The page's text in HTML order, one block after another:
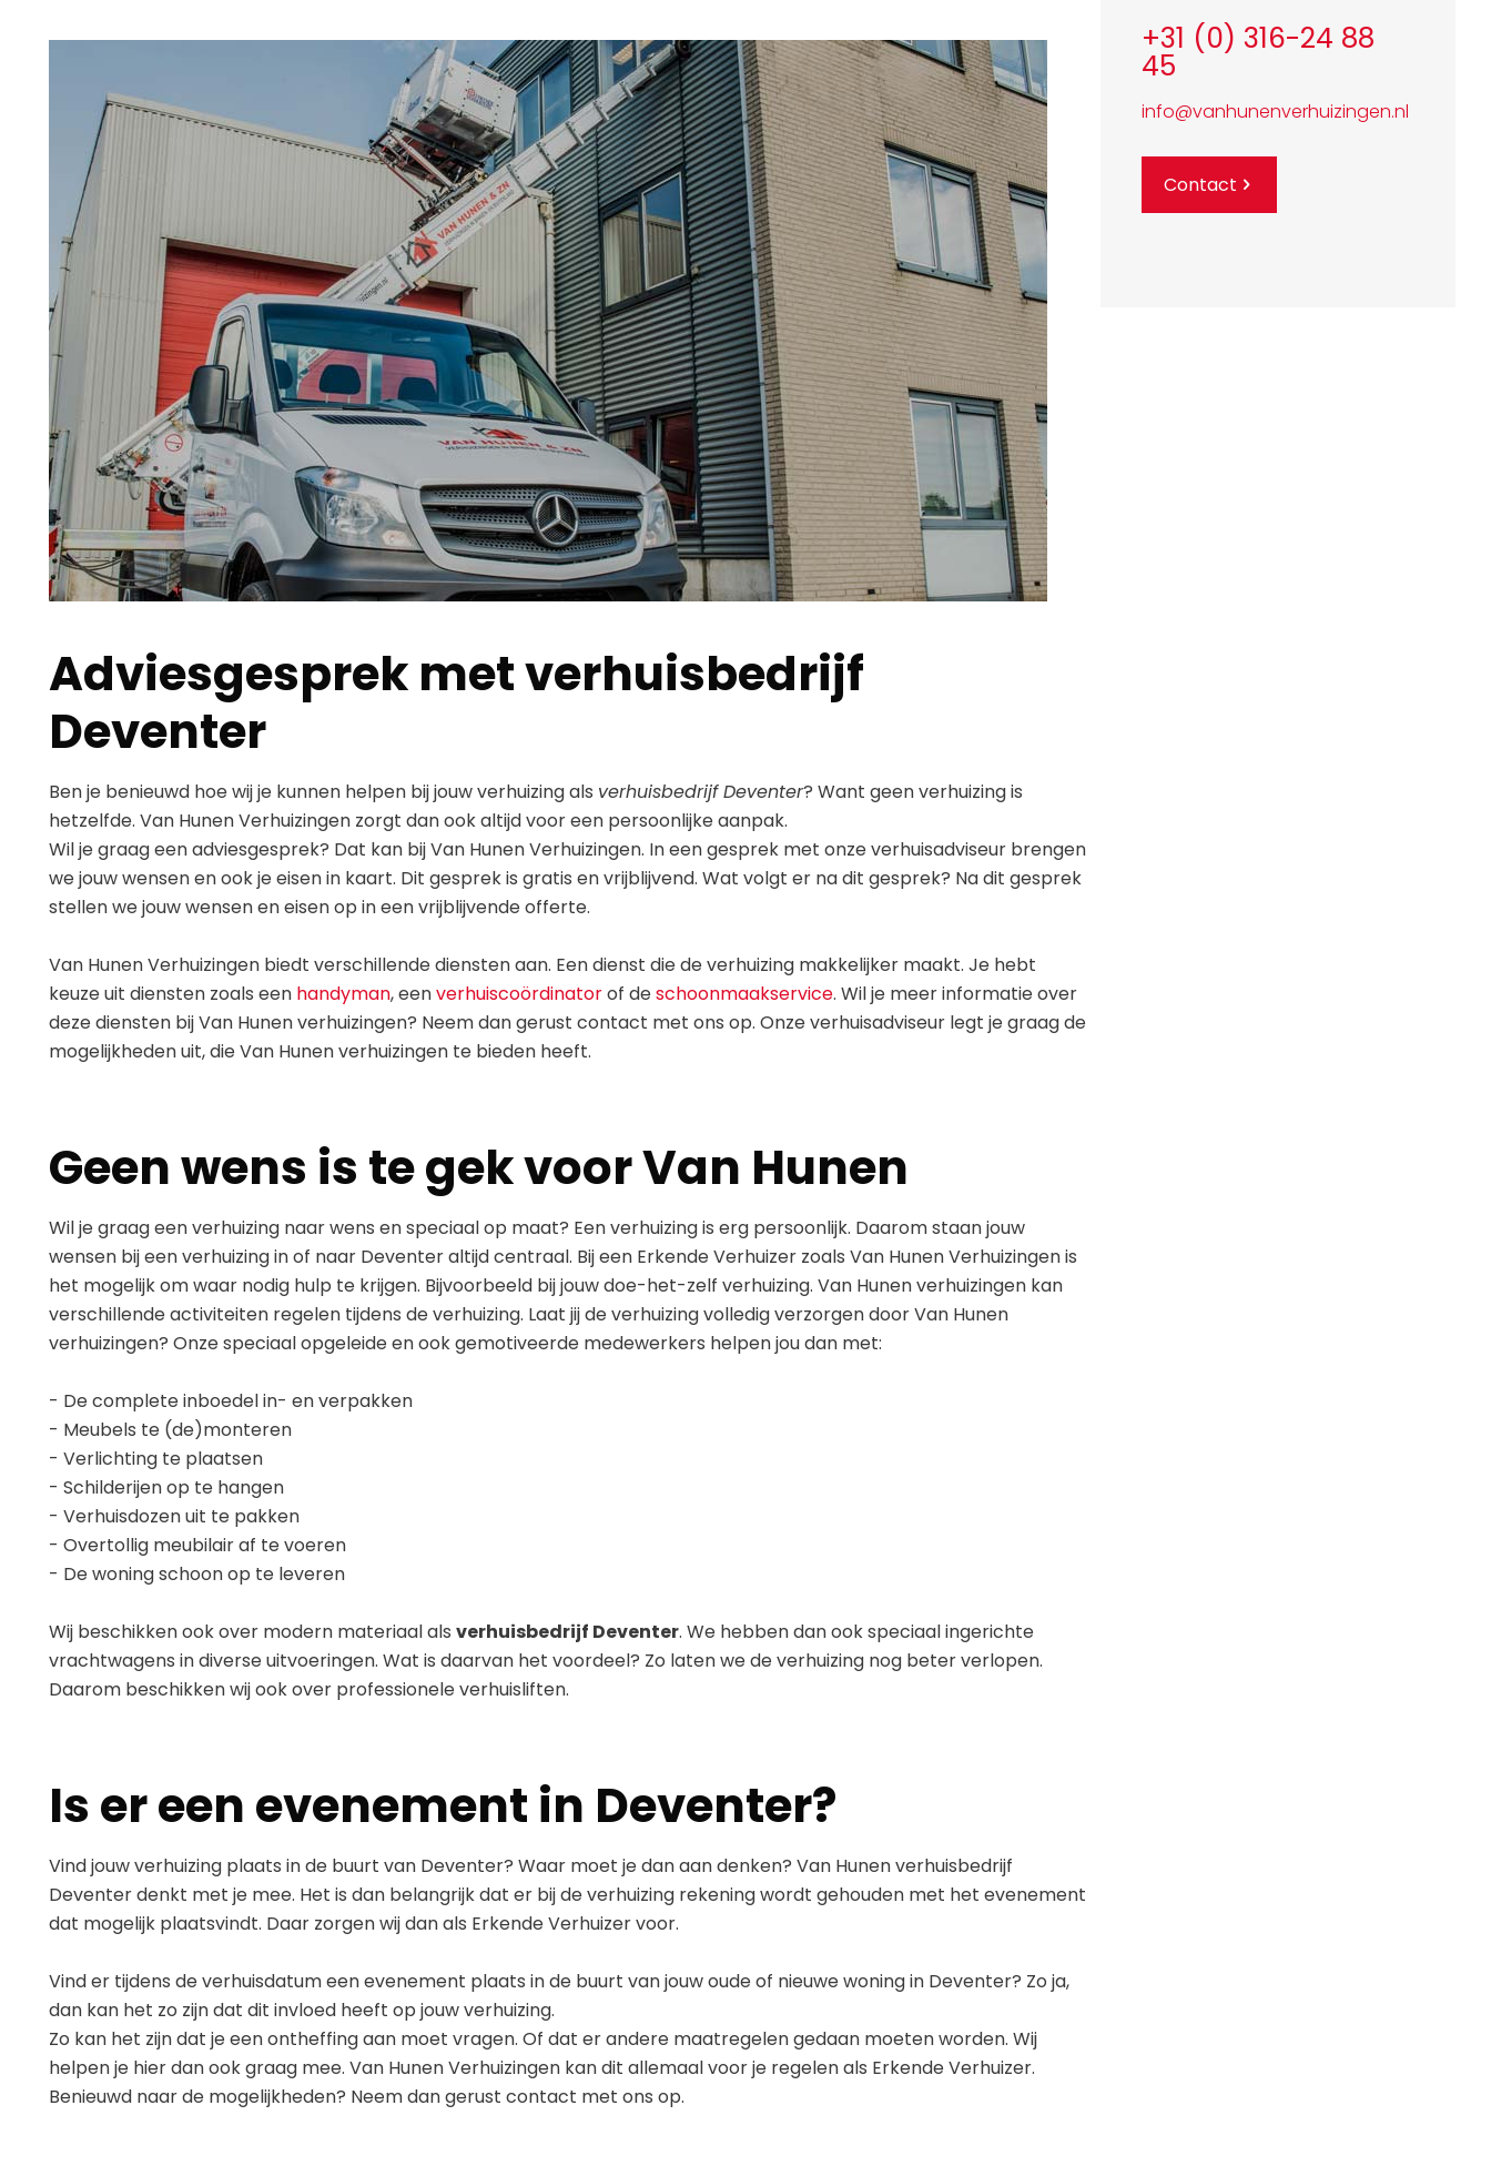
Adviesgesprek met verhuisbedrijf
Deventer
Ben je benieuwd hoe wij je kunnen helpen bij jouw verhuizing als verhuisbedrijf Deventer? Want geen verhuizing is
hetzelfde. Van Hunen Verhuizingen zorgt dan ook altijd voor een persoonlijke aanpak.
Wil je graag een adviesgesprek? Dat kan bij Van Hunen Verhuizingen. In een gesprek met onze verhuisadviseur brengen
we jouw wensen en ook je eisen in kaart. Dit gesprek is gratis en vrijblijvend. Wat volgt er na dit gesprek? Na dit gesprek
stellen we jouw wensen en eisen op in een vrijblijvende offerte.
Van Hunen Verhuizingen biedt verschillende diensten aan. Een dienst die de verhuizing makkelijker maakt. Je hebt
keuze uit diensten zoals een handyman, eenverhuiscoördinatorof deschoonmaakservice. Wil je meer informatie over
deze diensten bij Van Hunen verhuizingen? Neem dan gerust contact met ons op. Onze verhuisadviseur legt je graag de
mogelijkheden uit, die Van Hunen verhuizingen te bieden heeft.
Geen wens is te gek voor Van Hunen
Wil je graag een verhuizing naar wens en speciaal op maat? Een verhuizing is erg persoonlijk. Daarom staan jouw
wensen bij een verhuizing in of naar Deventer altijd centraal. Bij een Erkende Verhuizer zoals Van Hunen Verhuizingen is
het mogelijk om waar nodig hulp te krijgen. Bijvoorbeeld bij jouw doe-het-zelf verhuizing. Van Hunen verhuizingen kan
verschillende activiteiten regelen tijdens de verhuizing. Laat jij de verhuizing volledig verzorgen door Van Hunen
verhuizingen? Onze speciaal opgeleide en ook gemotiveerde medewerkers helpen jou dan met:
- De complete inboedel in- en verpakken
- Meubels te (de)monteren
- Verlichting te plaatsen
- Schilderijen op te hangen
- Verhuisdozen uit te pakken
- Overtollig meubilair af te voeren
- De woning schoon op te leveren
Wij beschikken ook over modern materiaal als verhuisbedrijf Deventer. We hebben dan ook speciaal ingerichte
vrachtwagens in diverse uitvoeringen. Wat is daarvan het voordeel? Zo laten we de verhuizing nog beter verlopen.
Daarom beschikken wij ook over professionele verhuisliften.
Is er een evenement in Deventer?
Vind jouw verhuizing plaats in de buurt van Deventer? Waar moet je dan aan denken? Van Hunen verhuisbedrijf
Deventer denkt met je mee. Het is dan belangrijk dat er bij de verhuizing rekening wordt gehouden met het evenement
dat mogelijk plaatsvindt. Daar zorgen wij dan als Erkende Verhuizer voor.
Vind er tijdens de verhuisdatum een evenement plaats in de buurt van jouw oude of nieuwe woning in Deventer? Zo ja,
dan kan het zo zijn dat dit invloed heeft op jouw verhuizing.
Zo kan het zijn dat je een ontheffing aan moet vragen. Of dat er andere maatregelen gedaan moeten worden. Wij
helpen je hier dan ook graag mee. Van Hunen Verhuizingen kan dit allemaal voor je regelen als Erkende Verhuizer.
Benieuwd naar de mogelijkheden? Neem dan gerust contact met ons op.
+31 (0) 316-24 88
45
info@vanhunenverhuizingen.nl
Contact